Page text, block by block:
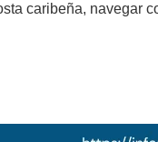
caribeña, navegar